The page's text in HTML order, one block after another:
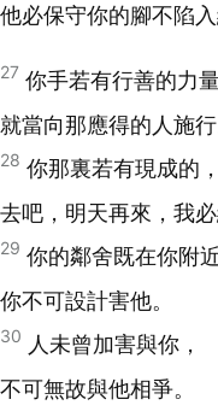
他必保守你的腳不陷入
27 你手若有行善的力
就當向那應得的人施行
28 你那裏若有現成的
去吧，明天再來，我必
29 你的鄰舍既在你附
你不可設計害他。
30 人未曾加害與你，
不可無故與他相爭。